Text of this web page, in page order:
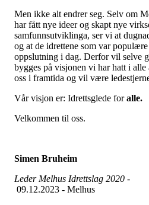
Men ikke alt endrer seg. Selv om
har fått nye ideer og skapt nye
samfunnsutviklinga, ser vi at
og at de idrettene som var
oppslutning i dag. Derfor vil selve
bygges på visjonen vi har hatt i
oss i framtida og vil være
Vår visjon er: Idrettsglede foralle.
Velkommen til oss.
Simen Bruheim
Leder Melhus Idrettslag 2020 -
09.12.2023 - Melhus